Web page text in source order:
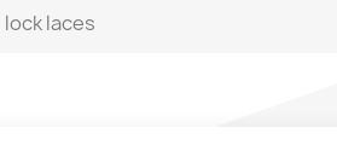
laces